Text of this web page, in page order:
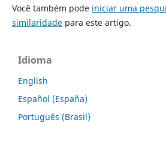
Você também pode iniciar uma
similaridadepara este artigo.
Idioma
English
Español (España)
Português (Brasil)